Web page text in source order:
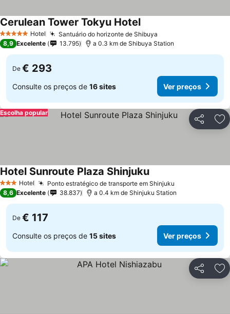
5 Estrelas Hotel Santuário do horizonte de Shibuya
Cerulean Tower Tokyu HotelVer preços
8,9 Excelente 13.795 a 0.3 km de Shibuya Station
De € 293
Consulte os preços de 16 sites Ver preços
Partilhar
Escolha popular
3 EstrelasHotel Ponto estratégico de transporte em Shinjuku
Hotel Sunroute Plaza ShinjukuVer preços
8,6 Excelente 38.837 a 0.4 km de Shinjuku Station
De € 117
Consulte os preços de 15 sites Ver preços
Partilhar